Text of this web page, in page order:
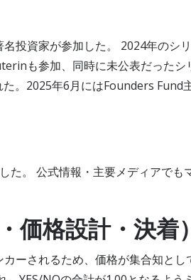
投資家が参加した。 2024年のシ
も参加、同時に未公表だったシ
。2025年6月にはFounders Fund
た。 公式情報・主要メディアでも
価格設計・決着）
ーされるため、価格が集合知とし